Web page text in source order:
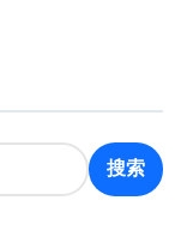
搜索